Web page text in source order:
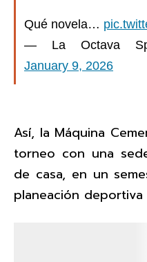
Qué novela…
— La Octava
January 9, 2026
Así, la Máquina
torneo con una
de casa, en un
planeación